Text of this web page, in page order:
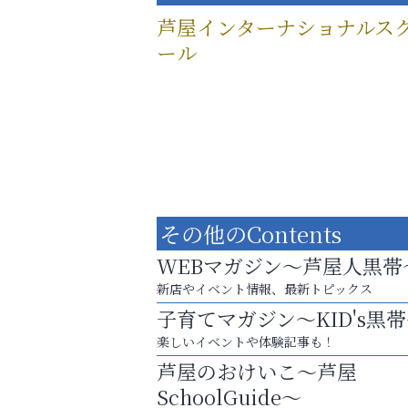
芦屋インターナショナルス
ール
英語で育つ、世界が広がる！
トレファク出張買取
その他のContents
WEBマガジン～芦屋人黒帯
新店やイベント情報、最新トピックス
子育てマガジン～KID's黒
楽しいイベントや体験記事も！
芦屋のおけいこ～芦屋
SchoolGuide～